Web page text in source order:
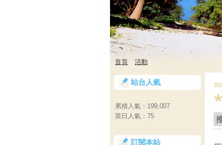
首頁 活動
站台人氣
累積人氣： 199,007
當日人氣： 75
訂閱本站